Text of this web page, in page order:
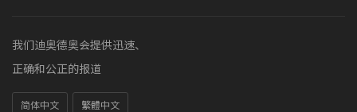
我们迪奥德奥会提供迅速、
正确和公正的报道
简体中文 繁體中文